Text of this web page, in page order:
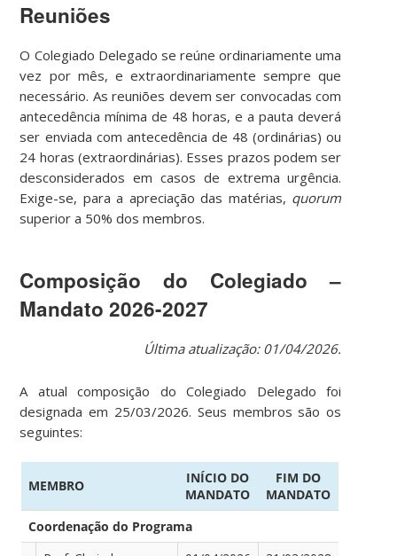
Reuniões
O Colegiado Delegado se reúne ordinariamente uma
vez por mês, e extraordinariamente sempre que
necessário. As reuniões devem ser convocadas com
antecedência mínima de 48 horas, e a pauta deverá
ser enviada com antecedência de 48 (ordinárias) ou
24 horas (extraordinárias). Esses prazos podem ser
desconsiderados em casos de extrema urgência.
Exige-se, para a apreciação das matérias, quorum
superior a 50% dos membros.
Composição do Colegiado –
Mandato 2026-2027
Última atualização: 01/04/2026.
A atual composição do Colegiado Delegado foi
designada em 25/03/2026. Seus membros são os
seguintes:
MEMBRO
INÍCIO DO
MANDATO
FIM DO
MANDATO
Coordenação do Programa